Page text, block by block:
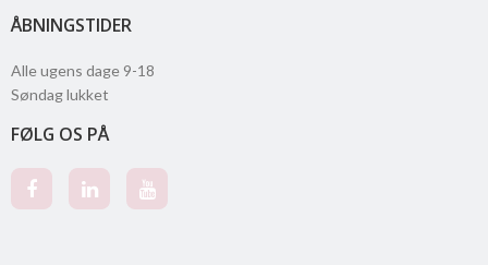
ÅBNINGSTIDER
Alle ugens dage 9-18
Søndag lukket
FØLG OS PÅ